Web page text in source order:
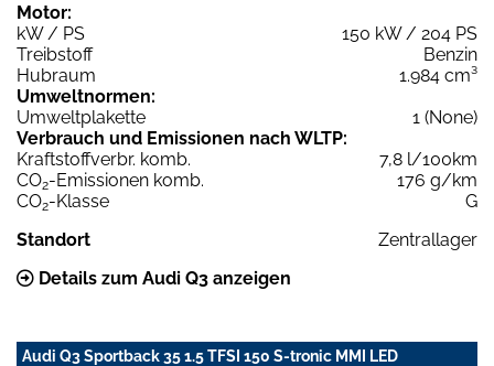
Motor:
kW / PS
150 kW / 204 PS
Treibstoff
Benzin
Hubraum
1.984 cm³
Umweltnormen:
Umweltplakette
1 (None)
Verbrauch und Emissionen nach WLTP:
Kraftstoffverbr. komb.
7,8 l/100km
CO2-Emissionen komb.
176 g/km
CO2-Klasse
G
Standort
Zentrallager
Details zum Audi Q3 anzeigen
Audi Q3 Sportback 35 1.5 TFSI 150 S-tronic MMI LED